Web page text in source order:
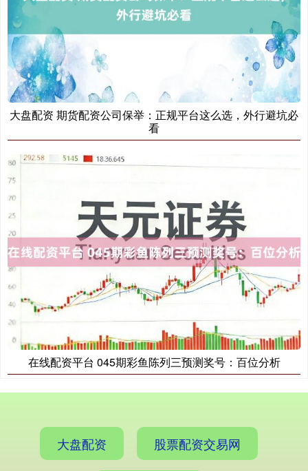
大盘配资 期货配资公司保举：正规平台这么选，外行避坑必
看
在线配资平台 045期彩鱼陈列三预测奖号：百位分析
大盘配资 股票配资交易网